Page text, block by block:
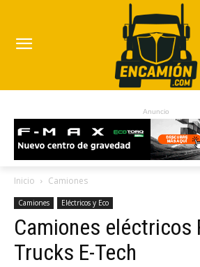
Anuncio
Inicio Camiones
Camiones Eléctricos y Eco
Camiones eléctricos
Trucks E-Tech